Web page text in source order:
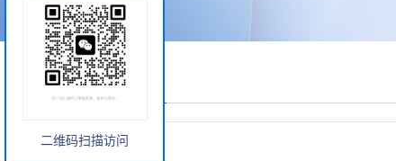
产品展厅
二维码扫描访问